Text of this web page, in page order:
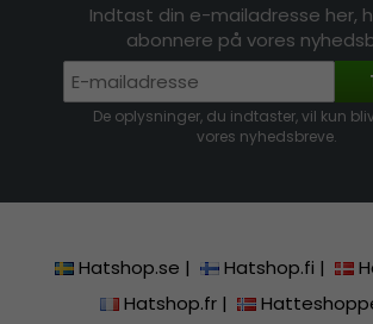
Indtast din e-mailadresse her,
abonnere på vores
De oplysninger, du indtaster, vil kun
vores nyhedsbreve.
Hatshop.se | Hatshop.fi |
Hatshop.fr|